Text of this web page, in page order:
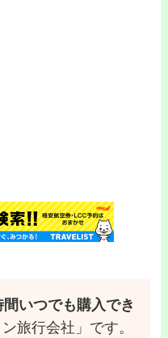
いつでも購入でき
旅行会社」です。